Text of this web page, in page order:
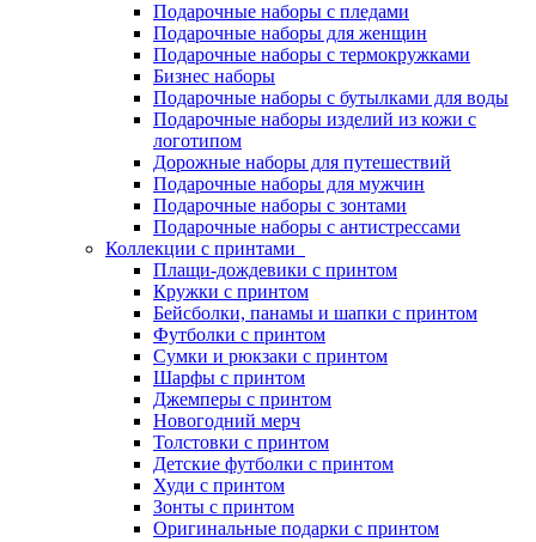
Подарочные наборы с пледами
Подарочные наборы для женщин
Подарочные наборы с термокружками
Бизнес наборы
Подарочные наборы с бутылками для воды
Подарочные наборы изделий из кожи с
логотипом
Дорожные наборы для путешествий
Подарочные наборы для мужчин
Подарочные наборы с зонтами
Подарочные наборы с антистрессами
Коллекции с принтами
Плащи-дождевики с принтом
Кружки с принтом
Бейсболки, панамы и шапки с принтом
Футболки с принтом
Сумки и рюкзаки с принтом
Шарфы с принтом
Джемперы с принтом
Новогодний мерч
Толстовки с принтом
Детские футболки с принтом
Худи с принтом
Зонты с принтом
Оригинальные подарки с принтом